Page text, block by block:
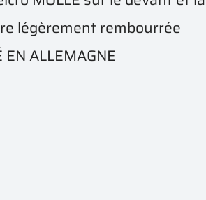
légèrement rembourrée
EN ALLEMAGNE